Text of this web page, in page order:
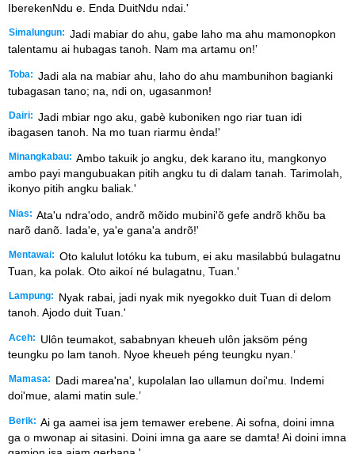
IberekenNdu e. Enda DuitNdu ndai.'
Simalungun: Jadi mabiar do ahu, gabe laho ma ahu mamonopkon
talentamu ai hubagas tanoh. Nam ma artamu on!ʼ
Toba: Jadi ala na mabiar ahu, laho do ahu mambunihon bagianki
tubagasan tano; na, ndi on, ugasanmon!
Dairi: Jadi mbiar ngo aku, gabè kuboniken ngo riar tuan idi
ibagasen tanoh. Na mo tuan riarmu ènda!'
Minangkabau: Ambo takuik jo angku, dek karano itu, mangkonyo
ambo payi mangubuakan pitih angku tu di dalam tanah. Tarimolah,
ikonyo pitih angku baliak.'
Nias: Ata'u ndra'odo, andrõ mõido mubini'õ gefe andrõ khõu ba
narõ danõ. Iada'e, ya'e gana'a andrõ!'
Mentawai: Oto kalulut lotóku ka tubum, ei aku masilabbú bulagatnu
Tuan, ka polak. Oto aikoí né bulagatnu, Tuan.'
Lampung:
Nyak rabai, jadi nyak mik nyegokko duit Tuan di delom
tanoh. Ajodo duit Tuan.'
Aceh:
Ulôn teumakot, sababnyan kheueh ulôn jaksöm péng
teungku po lam tanoh. Nyoe kheueh péng teungku nyan.’
Mamasa:
Dadi marea'na', kupolalan lao ullamun doi'mu. Indemi
doi'mue, alami matin sule.’
Berik: Ai ga aamei isa jem temawer erebene. Ai sofna, doini imna
ga o mwonap ai sitasini. Doini imna ga aare se damta! Ai doini imna